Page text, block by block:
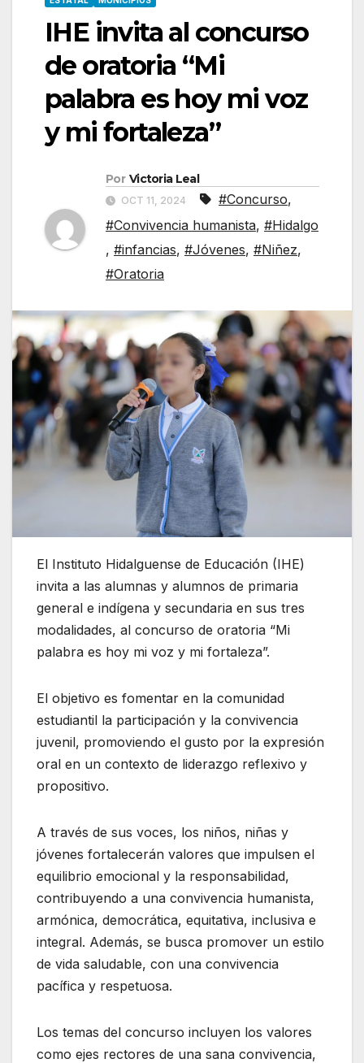
IHE invita al concurso
de oratoria “Mi
palabra es hoy mi voz
y mi fortaleza”
Por Victoria Leal
OCT 11, 2024 #Concurso,
#Convivencia humanista, #Hidalgo
, #infancias, #Jóvenes, #Niñez,
#Oratoria
El Instituto Hidalguense de Educación (IHE)
invita a las alumnas y alumnos de primaria
general e indígena y secundaria en sus tres
modalidades, al concurso de oratoria “Mi
palabra es hoy mi voz y mi fortaleza”.
El objetivo es fomentar en la comunidad
estudiantil la participación y la convivencia
juvenil, promoviendo el gusto por la expresión
oral en un contexto de liderazgo reflexivo y
propositivo.
A través de sus voces, los niños, niñas y
jóvenes fortalecerán valores que impulsen el
equilibrio emocional y la responsabilidad,
contribuyendo a una convivencia humanista,
armónica, democrática, equitativa, inclusiva e
integral. Además, se busca promover un estilo
de vida saludable, con una convivencia
pacífica y respetuosa.
Los temas del concurso incluyen los valores
como ejes rectores de una sana convivencia,